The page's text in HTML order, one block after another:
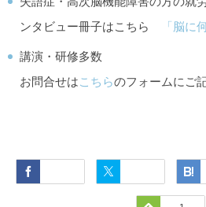
ンタビュー冊子はこちら
「脳に
講演・研修多数
お問合せはこちらのフォームにご